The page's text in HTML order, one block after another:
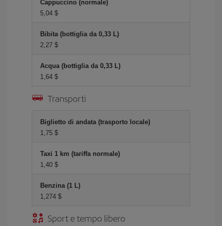
Cappuccino (normale)
5,04 $
Bibita (bottiglia da 0,33 L)
2,27 $
Acqua (bottiglia da 0,33 L)
1,64 $
Transporti
Biglietto di andata (trasporto locale)
1,75 $
Taxi 1 km (tariffa normale)
1,40 $
Benzina (1 L)
1,274 $
Sport e tempo libero